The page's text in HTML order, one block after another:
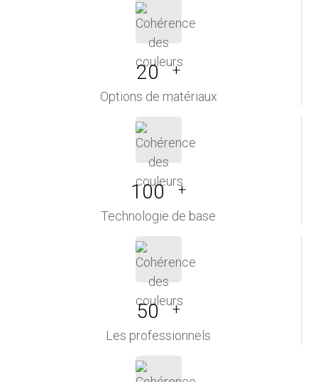
20 +
Options de matériaux
100 +
Technologie de base
50 +
Les professionnels